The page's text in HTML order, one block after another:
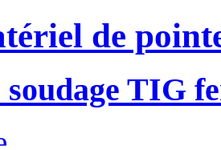
de
soudage TIG